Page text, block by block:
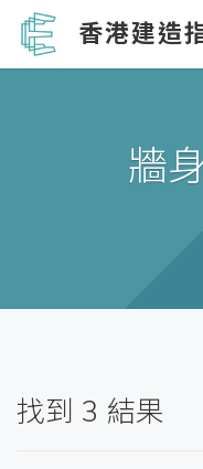
香港建造
牆
找到 3 結果